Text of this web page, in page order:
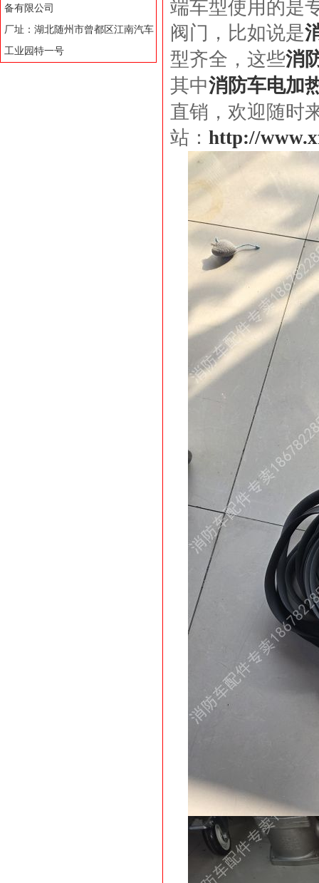
厂址：湖北随州市曾都区江南汽车
工业园特一号
端车型使用的是
阀门，比如说是
型齐全，这些消
其中消防车电加
直销，欢迎随时
站： http://